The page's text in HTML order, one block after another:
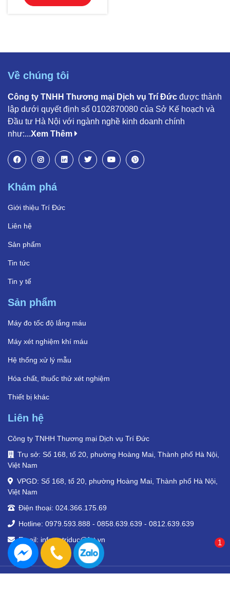
Về chúng tôi
Công ty TNHH Thương mại Dịch vụ Trí Đức được thành
lập dưới quyết định số 0102870080 của Sở Kế hoạch và
Đầu tư Hà Nội với ngành nghề kinh doanh chính
như:...Xem Thêm
Khám phá
Giới thiệu Trí Đức
Liên hệ
Sản phẩm
Tin tức
Tin y tế
Sản phẩm
Máy đo tốc độ lắng máu
Máy xét nghiệm khí máu
Hệ thống xử lý mẫu
Hóa chất, thuốc thử xét nghiệm
Thiết bị khác
Liên hệ
Công ty TNHH Thương mại Dịch vụ Trí Đức
Trụ sở: Số 168, tổ 20, phường Hoàng Mai, Thành phố Hà Nội,
Việt Nam
VPGD: Số 168, tổ 20, phường Hoàng Mai, Thành phố Hà Nội,
Việt Nam
Điện thoại: 024.366.175.69
Hotline: 0979.593.888 - 0858.639.639 - 0812.639.639
Email: infoytetriduc@fpt.vn
1